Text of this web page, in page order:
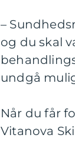
–
og du skal
undgå
Når du får
Vitanova